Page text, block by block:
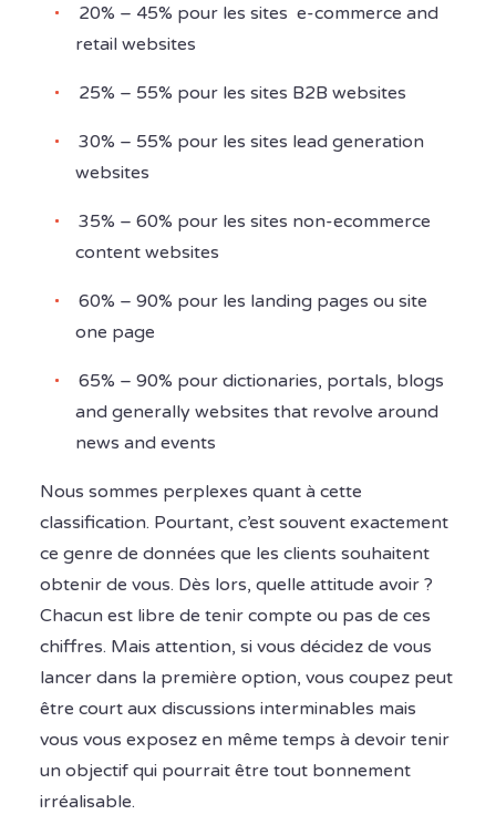
20% – 45% pour les sites e-commerce and
retail websites
25% – 55% pour les sites B2B websites
30% – 55% pour les sites lead generation
websites
35% – 60% pour les sites non-ecommerce
content websites
60% – 90% pour les landing pages ou site
one page
65% – 90% pour dictionaries, portals, blogs
and generally websites that revolve around
news and events
Nous sommes perplexes quant à cette
classification. Pourtant, c’est souvent exactement
ce genre de données que les clients souhaitent
obtenir de vous. Dès lors, quelle attitude avoir ?
Chacun est libre de tenir compte ou pas de ces
chiffres. Mais attention, si vous décidez de vous
lancer dans la première option, vous coupez peut
être court aux discussions interminables mais
vous vous exposez en même temps à devoir tenir
un objectif qui pourrait être tout bonnement
irréalisable.